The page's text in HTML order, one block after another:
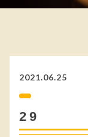
2021.06.25
29